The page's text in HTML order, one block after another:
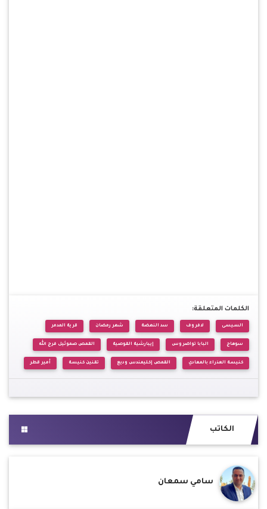
الكلمات المتعلقة:
السيسى لافروف سد النهضة شهر رمضان قرية المدمر
سوهاج البابا تواضروس إيبارشية القوصية القمص صموئيل فرج الله
كنيسة العذراء بالمعادي القمص إكليمندس وديع تقنين كنيسة أمير قطر
الكاتب
سامي سمعان